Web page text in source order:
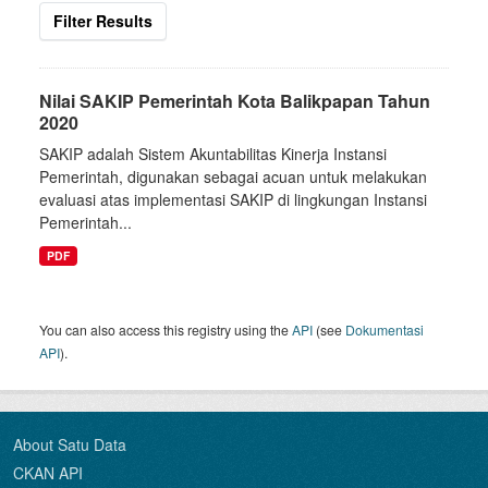
Filter Results
Nilai SAKIP Pemerintah Kota Balikpapan Tahun
2020
SAKIP adalah Sistem Akuntabilitas Kinerja Instansi
Pemerintah, digunakan sebagai acuan untuk melakukan
evaluasi atas implementasi SAKIP di lingkungan Instansi
Pemerintah...
PDF
You can also access this registry using theAPI (see Dokumentasi
API).
About Satu Data
CKAN API